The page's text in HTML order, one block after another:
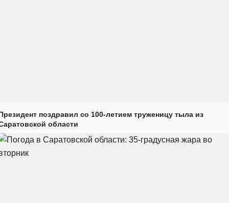
поздравил со 100-летием труженицу тыла из
области